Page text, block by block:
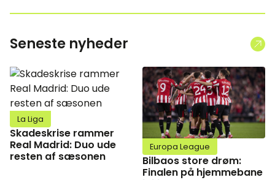
Seneste nyheder
La Liga
Skadeskrise rammer
Real Madrid: Duo ude
resten af sæsonen
Europa League
Bilbaos store drøm:
Finalen på hjemmebane